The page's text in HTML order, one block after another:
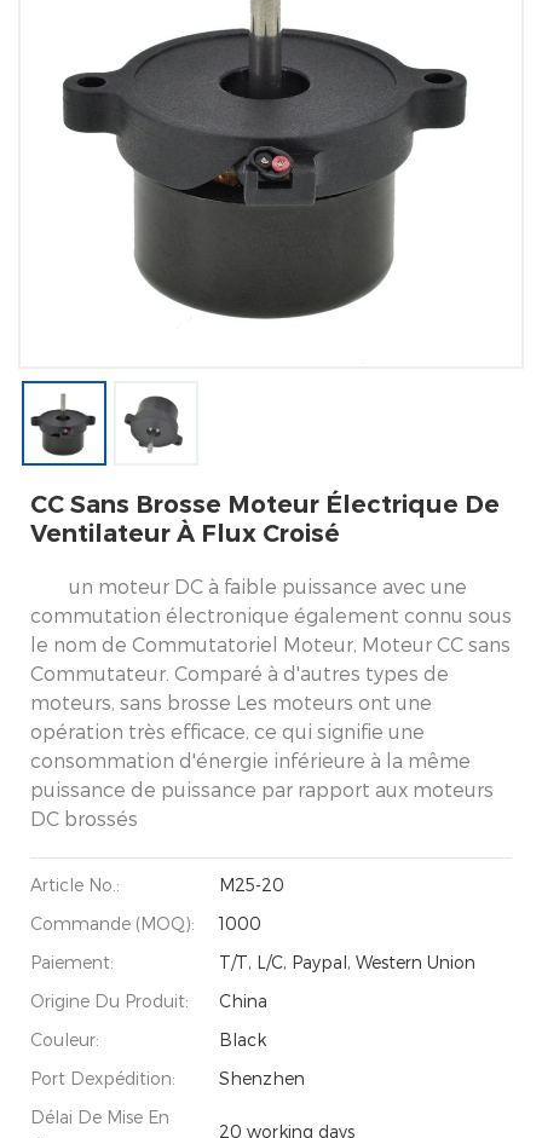
CC Sans Brosse Moteur Électrique De
Ventilateur À Flux Croisé
un moteur DC à faible puissance avec une
commutation électronique également connu sous
le nom de Commutatoriel Moteur, Moteur CC sans
Commutateur. Comparé à d'autres types de
moteurs, sans brosse Les moteurs ont une
opération très efficace, ce qui signifie une
consommation d'énergie inférieure à la même
puissance de puissance par rapport aux moteurs
DC brossés
Article No.:
M25-20
Commande (MOQ):
1000
Paiement:
T/T, L/C, Paypal, Western Union
Origine Du Produit:
China
Couleur:
Black
Port Dexpédition:
Shenzhen
Délai De Mise En
20 working days